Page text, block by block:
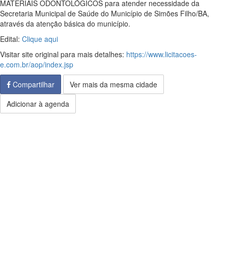
MATERIAIS ODONTOLÓGICOS para atender necessidade da
Secretaria Municipal de Saúde do Município de Simões Filho/BA,
através da atenção básica do município.
Edital: Clique aqui
Visitar site original para mais detalhes: https://www.licitacoes-
e.com.br/aop/index.jsp
Compartilhar
Ver mais da mesma cidade
Adicionar à agenda